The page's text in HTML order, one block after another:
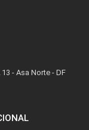
- Asa Norte - DF